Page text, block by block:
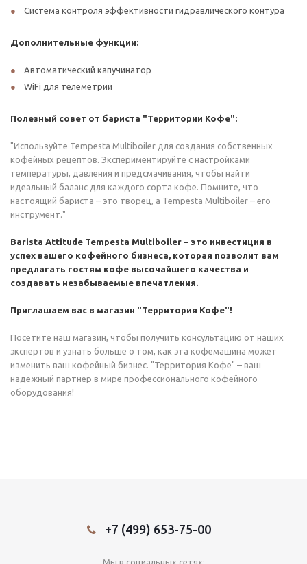
Система контроля эффективности гидравлического контура
Дополнительные функции:
Автоматический капучинатор
WiFi для телеметрии
Полезный совет от бариста "Территории Кофе":
"Используйте Tempesta Multiboiler для создания собственных
кофейных рецептов. Экспериментируйте с настройками
температуры, давления и предсмачивания, чтобы найти
идеальный баланс для каждого сорта кофе. Помните, что
настоящий бариста – это творец, а Tempesta Multiboiler – его
инструмент."
Barista Attitude Tempesta Multiboiler – это инвестиция в
успех вашего кофейного бизнеса, которая позволит вам
предлагать гостям кофе высочайшего качества и
создавать незабываемые впечатления.
Приглашаем вас в магазин "Территория Кофе"!
Посетите наш магазин, чтобы получить консультацию от наших
экспертов и узнать больше о том, как эта кофемашина может
изменить ваш кофейный бизнес. "Территория Кофе" – ваш
надежный партнер в мире профессионального кофейного
оборудования!
+7 (499) 653-75-00
Мы в социальных сетях: